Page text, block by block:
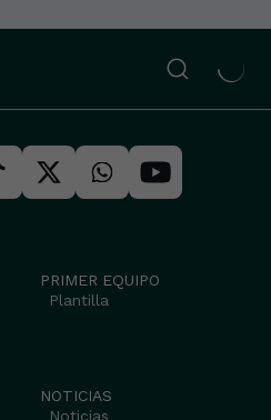
PRIMER EQUIPO
Plantilla
NOTICIAS
Noticias